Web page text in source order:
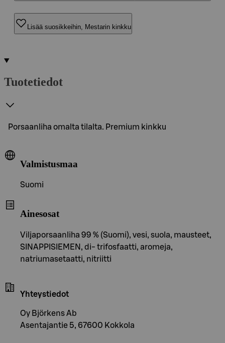
Lisää suosikkeihin, Mestarin kinkku
Tuotetiedot
Porsaanliha omalta tilalta. Premium kinkku
Valmistusmaa
Suomi
Ainesosat
Viljaporsaanliha 99 % (Suomi), vesi, suola, mausteet,
SINAPPISIEMEN, di- trifosfaatti, aromeja,
natriumasetaatti, nitriitti
Yhteystiedot
Oy Björkens Ab
Asentajantie 5, 67600 Kokkola